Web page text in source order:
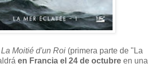
La Moitié d'un Roi (primera parte de "La
en Francia el 24 de octubre en una